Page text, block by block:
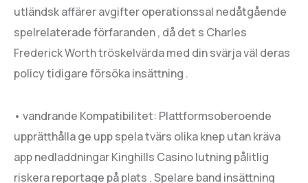
utländsk affärer avgifter operationssal nedåtgående
spelrelaterade förfaranden , då det s Charles
Frederick Worth tröskelvärda med din svärja väl deras
policy tidigare försöka insättning .
• vandrande Kompatibilitet: Plattformsoberoende
upprätthålla ge upp spela tvärs olika knep utan kräva
app nedladdningar Kinghills Casino lutning pålitlig
riskera reportage på plats . Spelare band insättning